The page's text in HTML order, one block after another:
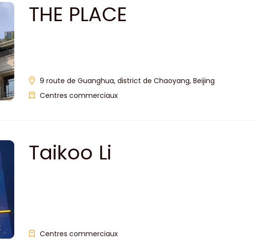
THE PLACE
9 route de Guanghua, district de Chaoyang, Beijing
Centres commerciaux
Taikoo Li
Centres commerciaux